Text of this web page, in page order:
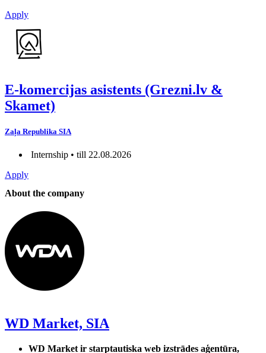
Apply
E-komercijas asistents (Grezni.lv &
Skamet)
Zaļa Republika SIA
Internship • till 22.08.2026
Apply
About the company
WD Market, SIA
WD Market ir starptautiska web izstrādes aģentūra,